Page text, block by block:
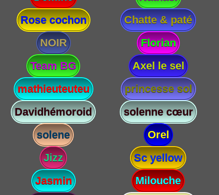
Rose cochon
Chatte & paté
NOIR
Florian
Team BG
Axel le sel
mathieuteuteu
princesse sol
Davidhémoroid
solenne cœur
solene
Orel
Jizz
Sc yellow
Jasmin
Milouche